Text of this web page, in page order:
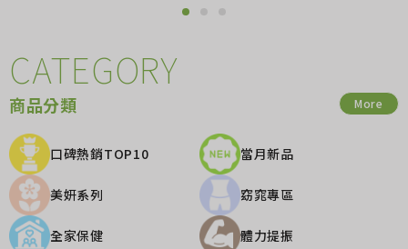
CATEGORY
商品分類 More
口碑熱銷TOP10 當月新品
美妍系列 窈窕專區
全家保健 體力提振